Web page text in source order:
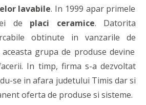
lavabile. In 1999 apar primele
de placi ceramice. Datorita
obtinute in vanzarile de
aceasta grupa de produse devine
In timp, firma s-a dezvoltat
se in afara judetului Timis dar si
oferta de produse si sisteme.